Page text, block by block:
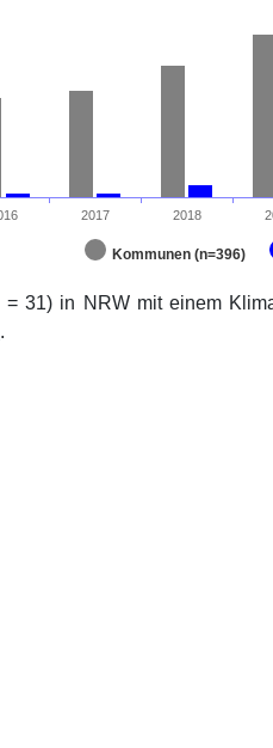
Kommunen (n=396)
2017 2018
31) in NRW mit einem
.